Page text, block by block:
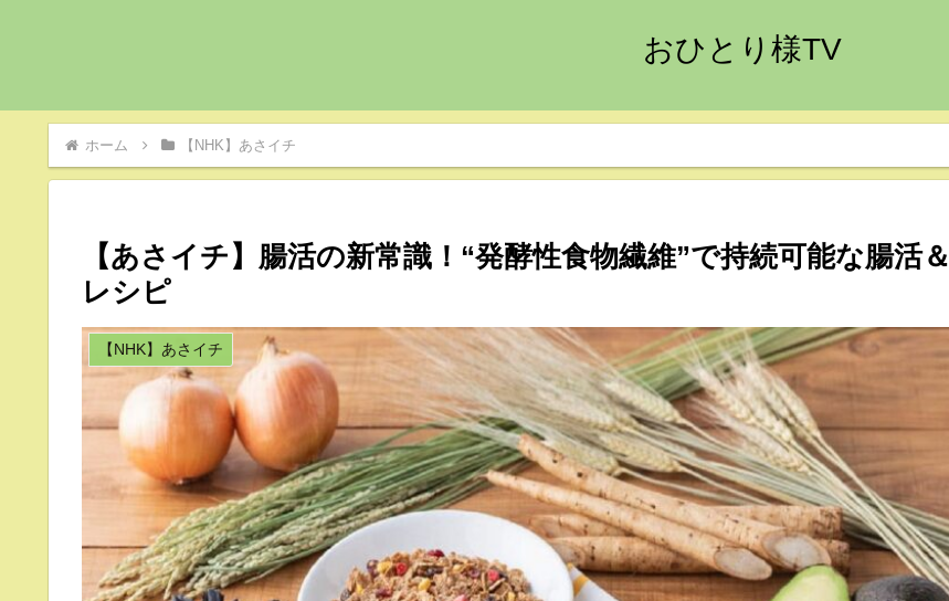
おひとり様TV
ホーム 【NHK】あさイチ
【あさイチ】腸活の新常識！“発酵性食物繊維”で持続可能な腸活＆
レシピ
【NHK】あさイチ